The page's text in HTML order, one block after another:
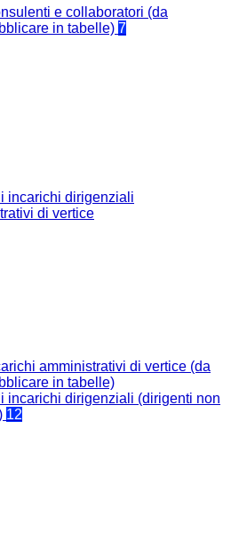
e collaboratori (da
in tabelle) 7
incarichi dirigenziali
di vertice
amministrativi di vertice (da
in tabelle)
incarichi dirigenziali (dirigenti non
12